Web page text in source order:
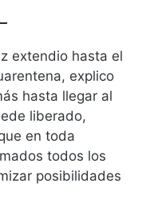
extendio hasta el
explico
hasta llegar al
liberado,
en toda
todos los
posibilidades